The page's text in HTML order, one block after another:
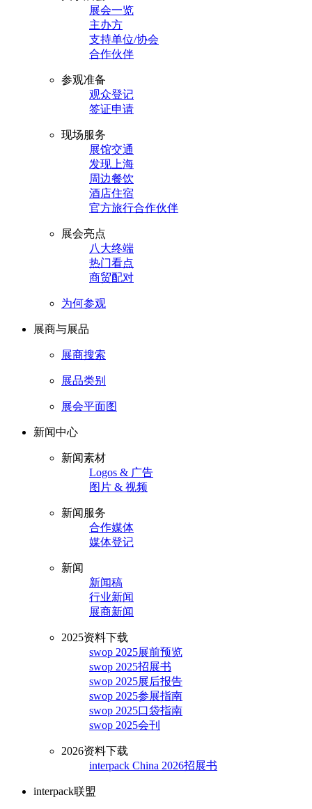
展会一览
主办方
支持单位/协会
合作伙伴
参观准备
观众登记
签证申请
现场服务
展馆交通
发现上海
周边餐饮
酒店住宿
官方旅行合作伙伴
展会亮点
八大终端
热门看点
商贸配对
为何参观
展商与展品
展商搜索
展品类别
展会平面图
新闻中心
新闻素材
Logos & 广告
图片 & 视频
新闻服务
合作媒体
媒体登记
新闻
新闻稿
行业新闻
展商新闻
2025资料下载
swop 2025展前预览
swop 2025招展书
swop 2025展后报告
swop 2025参展指南
swop 2025口袋指南
swop 2025会刊
2026资料下载
interpack China 2026招展书
interpack联盟